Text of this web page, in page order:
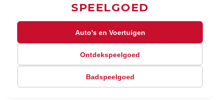
SPEELGOED
Auto's en Voertuigen
Ontdekspeelgoed
Badspeelgoed